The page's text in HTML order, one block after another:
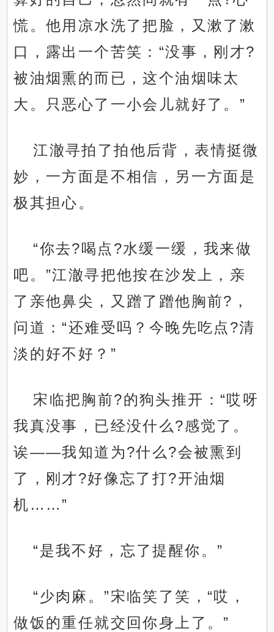
慌。他用凉水洗了把脸，又漱了漱
口，露出一个苦笑：“没事，刚才?
被油烟熏的而已，这个油烟味太
大。只恶心了一小会儿就好了。”
江澈寻拍了拍他后背，表情挺微
妙，一方面是不相信，另一方面是
极其担心。
“你去?喝点?水缓一缓，我来做
吧。”江澈寻把他按在沙发上，亲
了亲他鼻尖，又蹭了蹭他胸前?，
问道：“还难受吗？今晚先吃点?清
淡的好不好？”
宋临把胸前?的狗头推开：“哎呀
我真没事，已经没什么?感觉了。
诶——我知道为?什么?会被熏到
了，刚才?好像忘了打?开油烟
机……”
“是我不好，忘了提醒你。”
“少肉麻。”宋临笑了笑，“哎，
做饭的重任就交回你身上了。”